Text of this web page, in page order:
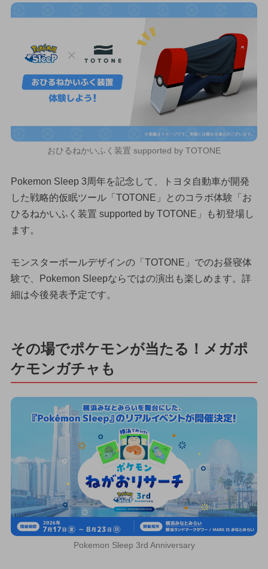
おひるねかいふく装置 supported by TOTONE
Pokemon Sleep 3周年を記念して、トヨタ自動車が開発
した戦略的仮眠ツール「TOTONE」とのコラボ体験「お
ひるねかいふく装置 supported by TOTONE」も初登場し
ます。
モンスターボールデザインの「TOTONE」でのお昼寝体
験で、Pokemon Sleepならではの演出も楽しめます。詳
細は今後発表予定です。
その場でポケモンが当たる！メガポ
ケモンガチャも
Pokemon Sleep 3rd Anniversary